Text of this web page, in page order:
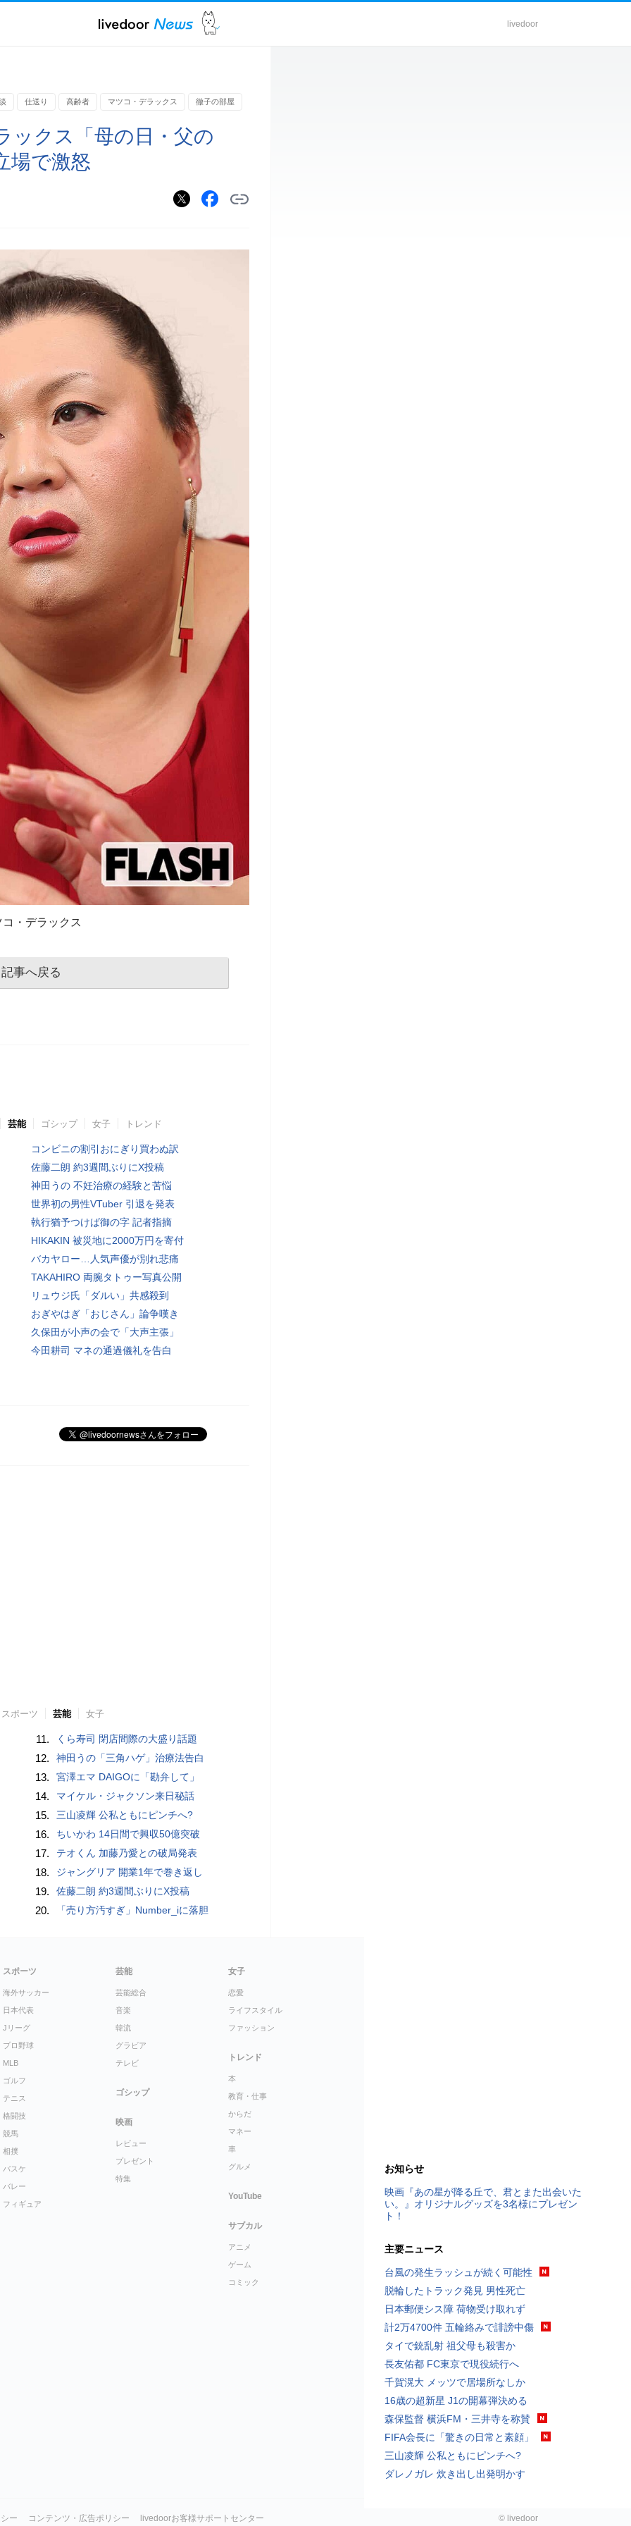
livedoor
仕送り 高齢者 マツコ・デラックス 徹子の部屋
ックス「母の日・父の
場で激怒
コ・デラックス
記事へ戻る
芸能 ゴシップ 女子 トレンド
コンビニの割引おにぎり買わぬ訳
佐藤二朗 約3週間ぶりにX投稿
神田うの 不妊治療の経験と苦悩
世界初の男性VTuber 引退を発表
執行猶予つけば御の字 記者指摘
HIKAKIN 被災地に2000万円を寄付
バカヤロー…人気声優が別れ悲痛
TAKAHIRO 両腕タトゥー写真公開
リュウジ氏「ダルい」共感殺到
おぎやはぎ「おじさん」論争嘆き
久保田が小声の会で「大声主張」
今田耕司 マネの通過儀礼を告白
スポーツ 芸能 女子
11. くら寿司 閉店間際の大盛り話題
12. 神田うの「三角ハゲ」治療法告白
13. 宮澤エマ DAIGOに「勘弁して」
14. マイケル・ジャクソン来日秘話
15. 三山凌輝 公私ともにピンチへ?
16. ちいかわ 14日間で興収50億突破
17. テオくん 加藤乃愛との破局発表
18. ジャングリア 開業1年で巻き返し
19. 佐藤二朗 約3週間ぶりにX投稿
20. 「売り方汚すぎ」Number_iに落胆
お知らせ
映画『あの星が降る丘で、君とまた出会いた
い。』オリジナルグッズを3名様にプレゼン
ト！
主要ニュース
台風の発生ラッシュが続く可能性
脱輪したトラック発見 男性死亡
日本郵便シス障 荷物受け取れず
計2万4700件 五輪絡みで誹謗中傷
タイで銃乱射 祖父母も殺害か
長友佑都 FC東京で現役続行へ
千賀滉大 メッツで居場所なしか
16歳の超新星 J1の開幕弾決める
森保監督 横浜FM・三井寺を称賛
FIFA会長に「驚きの日常と素顔」
三山凌輝 公私ともにピンチへ?
ダレノガレ 炊き出し出発明かす
スポーツ
海外サッカー
日本代表
Jリーグ
プロ野球
MLB
ゴルフ
テニス
格闘技
競馬
相撲
バスケ
バレー
フィギュア
芸能
芸能総合
音楽
韓流
グラビア
テレビ
ゴシップ
映画
レビュー
プレゼント
特集
女子
恋愛
ライフスタイル
ファッション
トレンド
本
教育・仕事
からだ
マネー
車
グルメ
YouTube
サブカル
アニメ
ゲーム
コミック
ー コンテンツ・広告ポリシー livedoorお客様サポートセンター © livedoor